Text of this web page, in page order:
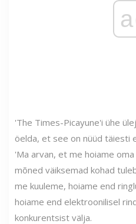
'The Times-Picayune'i ühe
öelda, et see on nüüd täiesti
'Ma arvan, et me hoiame
mõned väiksemad kohad
me kuuleme, hoiame end
hoiame end elektroonilisel
konkurentsist välja.